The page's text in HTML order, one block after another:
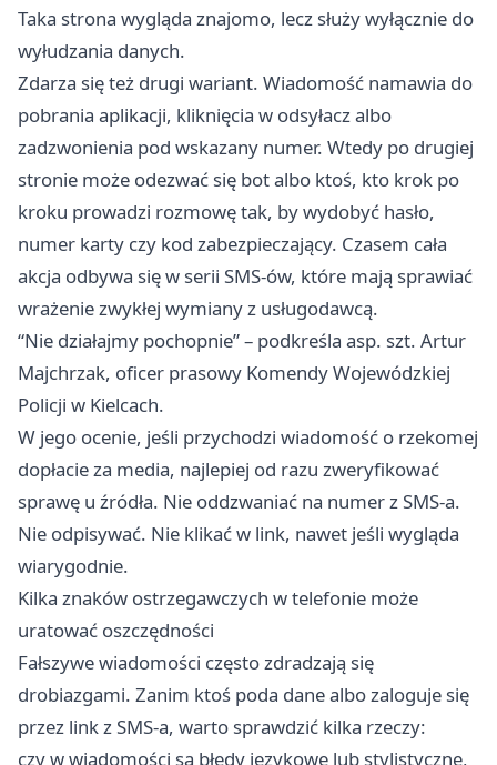
Taka strona wygląda znajomo, lecz służy wyłącznie do
wyłudzania danych.
Zdarza się też drugi wariant. Wiadomość namawia do
pobrania aplikacji, kliknięcia w odsyłacz albo
zadzwonienia pod wskazany numer. Wtedy po drugiej
stronie może odezwać się bot albo ktoś, kto krok po
kroku prowadzi rozmowę tak, by wydobyć hasło,
numer karty czy kod zabezpieczający. Czasem cała
akcja odbywa się w serii SMS-ów, które mają sprawiać
wrażenie zwykłej wymiany z usługodawcą.
“Nie działajmy pochopnie” – podkreśla asp. szt. Artur
Majchrzak, oficer prasowy Komendy Wojewódzkiej
Policji w Kielcach.
W jego ocenie, jeśli przychodzi wiadomość o rzekomej
dopłacie za media, najlepiej od razu zweryfikować
sprawę u źródła. Nie oddzwaniać na numer z SMS-a.
Nie odpisywać. Nie klikać w link, nawet jeśli wygląda
wiarygodnie.
Kilka znaków ostrzegawczych w telefonie może
uratować oszczędności
Fałszywe wiadomości często zdradzają się
drobiazgami. Zanim ktoś poda dane albo zaloguje się
przez link z SMS-a, warto sprawdzić kilka rzeczy:
czy w wiadomości są błędy językowe lub stylistyczne,